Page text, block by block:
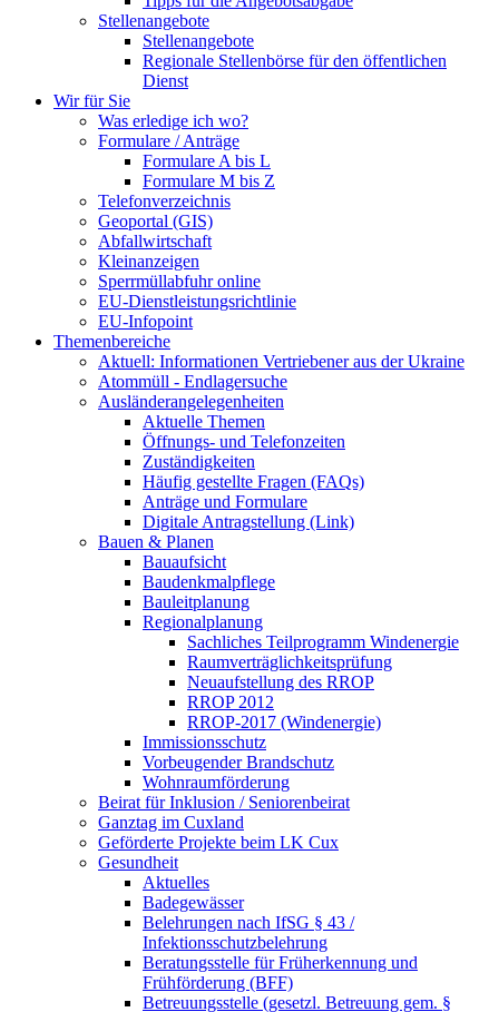
Stellenangebote
Stellenangebote
Regionale Stellenbörse für den öffentlichen
Dienst
Wir für Sie
Was erledige ich wo?
Formulare / Anträge
Formulare A bis L
Formulare M bis Z
Telefonverzeichnis
Geoportal (GIS)
Abfallwirtschaft
Kleinanzeigen
Sperrmüllabfuhr online
EU-Dienstleistungsrichtlinie
EU-Infopoint
Themenbereiche
Aktuell: Informationen Vertriebener aus der Ukraine
Atommüll - Endlagersuche
Ausländerangelegenheiten
Aktuelle Themen
Öffnungs- und Telefonzeiten
Zuständigkeiten
Häufig gestellte Fragen (FAQs)
Anträge und Formulare
Digitale Antragstellung (Link)
Bauen & Planen
Bauaufsicht
Baudenkmalpflege
Bauleitplanung
Regionalplanung
Sachliches Teilprogramm Windenergie
Raumverträglichkeitsprüfung
Neuaufstellung des RROP
RROP 2012
RROP-2017 (Windenergie)
Immissionsschutz
Vorbeugender Brandschutz
Wohnraumförderung
Beirat für Inklusion / Seniorenbeirat
Ganztag im Cuxland
Geförderte Projekte beim LK Cux
Gesundheit
Aktuelles
Badegewässer
Belehrungen nach IfSG § 43 /
Infektionsschutzbelehrung
Beratungsstelle für Früherkennung und
Frühförderung (BFF)
Betreuungsstelle (gesetzl. Betreuung gem. §